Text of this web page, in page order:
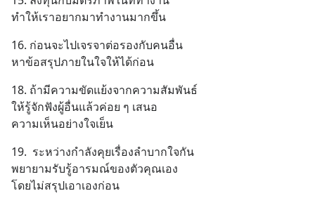
ทำให้เราอยากมาทำงานมากขึ้น
16. ก่อนจะไปเจรจาต่อรองกับคนอื่น
หาข้อสรุปภายในใจให้ได้ก่อน
18. ถ้ามีความขัดแย้งจากความสัมพันธ์
ให้รู้จักฟังผู้อื่นแล้วค่อย ๆ เสนอ
ความเห็นอย่างใจเย็น
19.  ระหว่างกำลังคุยเรื่องลำบากใจกัน
พยายามรับรู้อารมณ์ของตัวคุณเอง
โดยไม่สรุปเอาเองก่อน